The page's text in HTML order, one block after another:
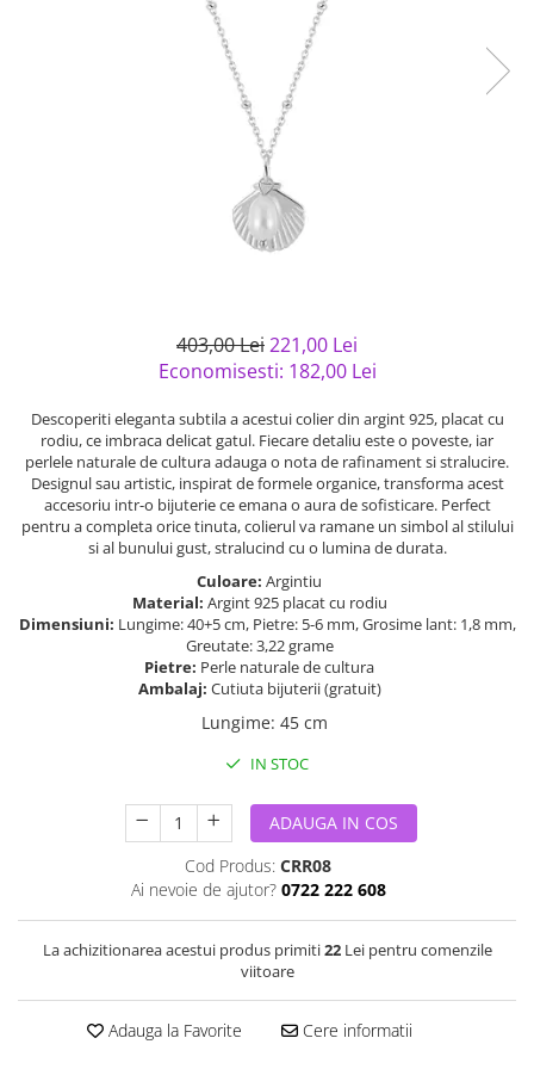
Bijuterii argint placat cu aur
403,00 Lei221,00 Lei
Economisesti: 182,00 Lei
Descoperiti eleganta subtila a acestui colier din argint 925, placat cu
rodiu, ce imbraca delicat gatul. Fiecare detaliu este o poveste, iar
perlele naturale de cultura adauga o nota de rafinament si stralucire.
Designul sau artistic, inspirat de formele organice, transforma acest
accesoriu intr-o bijuterie ce emana o aura de sofisticare. Perfect
pentru a completa orice tinuta, colierul va ramane un simbol al stilului
si al bunului gust, stralucind cu o lumina de durata.
Culoare: Argintiu
Material: Argint 925 placat cu rodiu
Dimensiuni: Lungime: 40+5 cm, Pietre: 5-6 mm, Grosime lant: 1,8 mm,
Greutate: 3,22 grame
Pietre: Perle naturale de cultura
Ambalaj: Cutiuta bijuterii (gratuit)
Lungime: 45 cm
IN STOC
ADAUGA IN COS
Cod Produs: CRR08
Ai nevoie de ajutor? 0722 222 608
La achizitionarea acestui produs primiti22Lei pentru comenzile
viitoare
Adauga la Favorite Cere informatii